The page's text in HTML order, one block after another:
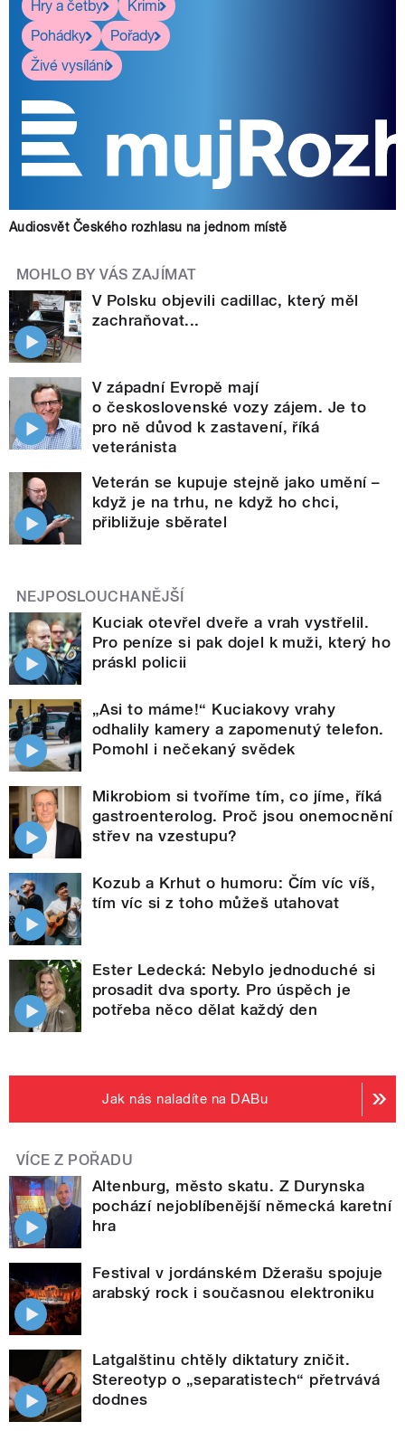
Hry a četby
Krimi
Pohádky
Pořady
Živé vysílání
Audiosvět Českého rozhlasu na jednom místě
MOHLO BY VÁS ZAJÍMAT
V Polsku objevili cadillac, který měl
zachraňovat...
V západní Evropě mají
o československé vozy zájem. Je to
pro ně důvod k zastavení, říká
veteránista
Veterán se kupuje stejně jako umění –
když je na trhu, ne když ho chci,
přibližuje sběratel
NEJPOSLOUCHANĚJŠÍ
Kuciak otevřel dveře a vrah vystřelil.
Pro peníze si pak dojel k muži, který ho
práskl policii
„Asi to máme!“ Kuciakovy vrahy
odhalily kamery a zapomenutý telefon.
Pomohl i nečekaný svědek
Mikrobiom si tvoříme tím, co jíme, říká
gastroenterolog. Proč jsou onemocnění
střev na vzestupu?
Kozub a Krhut o humoru: Čím víc víš,
tím víc si z toho můžeš utahovat
Ester Ledecká: Nebylo jednoduché si
prosadit dva sporty. Pro úspěch je
potřeba něco dělat každý den
Jak nás naladíte na DABu
VÍCE Z POŘADU
Altenburg, město skatu. Z Durynska
pochází nejoblíbenější německá karetní
hra
Festival v jordánském Džerašu spojuje
arabský rock i současnou elektroniku
Latgalštinu chtěly diktatury zničit.
Stereotyp o „separatistech“ přetrvává
dodnes